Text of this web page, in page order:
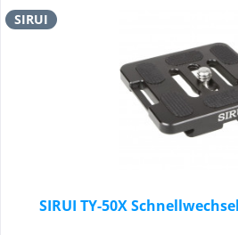
SIRUI
SIRUI TY-50X